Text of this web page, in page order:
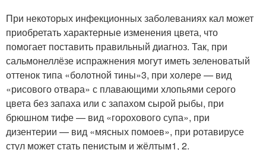
При некоторых инфекционных заболеваниях кал может
приобретать характерные изменения цвета, что
помогает поставить правильный диагноз. Так, при
сальмонеллёзе испражнения могут иметь зеленоватый
оттенок типа «болотной тины»3, при холере — вид
«рисового отвара» с плавающими хлопьями серого
цвета без запаха или с запахом сырой рыбы, при
брюшном тифе — вид «горохового супа», при
дизентерии — вид «мясных помоев», при ротавирусе
стул может стать пенистым и жёлтым1, 2.